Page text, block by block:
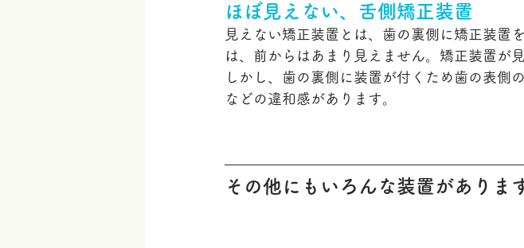
ほぼ見えない、舌側矯正装置
見えない矯正装置とは、歯の裏側に矯正装置
は、前からはあまり見えません。矯正装置が
しかし、歯の裏側に装置が付くため歯の表側
などの違和感があります。
その他にもいろんな装置がありま